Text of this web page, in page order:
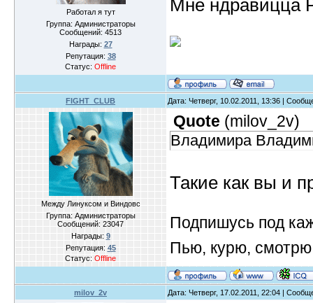
Работал я тут
Группа: Администраторы
Сообщений: 4513
Награды: 27
Репутация: 38
Статус: Offline
Мне ндравицца
FIGHT_CLUB Дата: Четверг, 10.02.2011, 13:36 |
Между Линуксом и Виндовс
Группа: Администраторы
Сообщений: 23047
Награды: 9
Репутация: 45
Статус: Offline
Quote (milov_2v)
Владимира
Такие как вы и
Подпишусь под
Пью, курю, смотрю
milov_2v Дата: Четверг, 17.02.2011, 22:04 |